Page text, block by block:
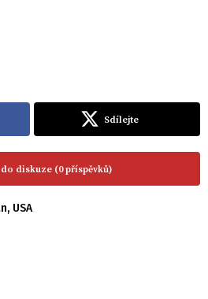
Sdílejte
diskuze (0 příspěvků)
, USA